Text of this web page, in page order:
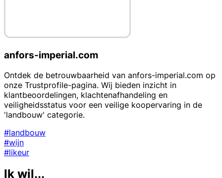
anfors-imperial.com
Ontdek de betrouwbaarheid van anfors-imperial.com op
onze Trustprofile-pagina. Wij bieden inzicht in
klantbeoordelingen, klachtenafhandeling en
veiligheidsstatus voor een veilige koopervaring in de
'landbouw' categorie.
#landbouw
#wijn
#likeur
Ik wil...